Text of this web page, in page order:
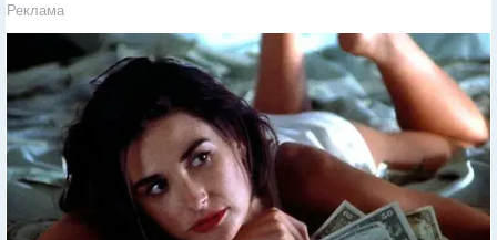
Реклама